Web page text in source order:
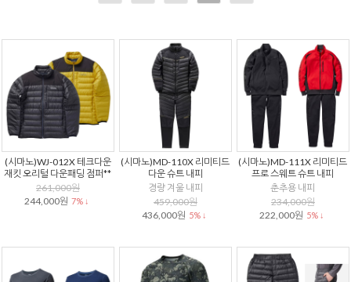
(시마노)WJ-012X 테크다운
재킷 오리털 다운패딩 점퍼**
261,000원
244,000원 7% ↓
(시마노)MD-110X 리미티드
다운 슈트 내피
경량 겨울 내피
459,000원
436,000원 5% ↓
(시마노)MD-111X 리미티드
프로 스웨트 슈트 내피
춘추용 내피
234,000원
222,000원 5% ↓